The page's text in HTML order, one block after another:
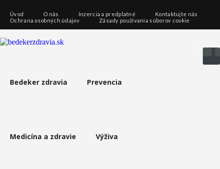
Úvod O nás Inzercia a predplatné
Kontaktujte nás
Ochrana osobných údajov
Zásady používania súborov cookie
Bedeker zdravia Prevencia
Medicína a zdravie Výživa